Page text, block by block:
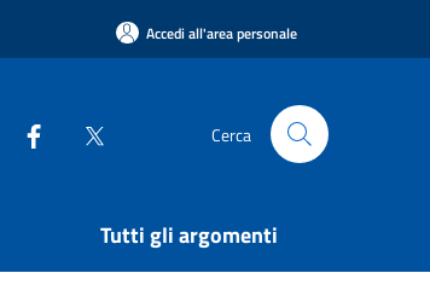
Accedi all'area personale
Cerca
Tutti gli argomenti